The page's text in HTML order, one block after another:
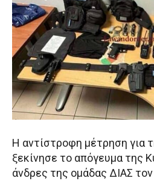
Η αντίστροφη μέτρηση για
ξεκίνησε το απόγευμα της
άνδρες της ομάδας ΔΙΑΣ